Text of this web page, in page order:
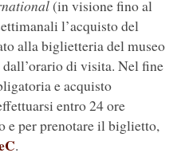
(in visione fino al
l’acquisto del
alla biglietteria del museo
di visita. Nel fine
e acquisto
entro 24 ore
e per prenotare il biglietto,
.